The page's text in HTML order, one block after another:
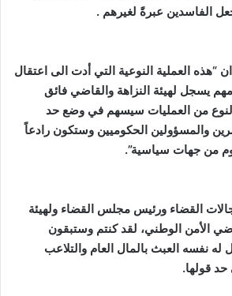
الفاسدين عبرةً لغيرهم .
العملية النوعية التي أدت الى اعتقال
يسجل لهيئة النزاهة والقاضي فائق
النوع من العمليات سيسهم في وضع حد
والمسؤولين الحكوميين وستكون رادعاً
من جهات سياسية”.
القضاء ورئيس مجلس القضاء ولهيئة
الأمن الوطني، لقد كنتم وستبقون
نفسه العبث بالمال العام والتلاعب
قولها.